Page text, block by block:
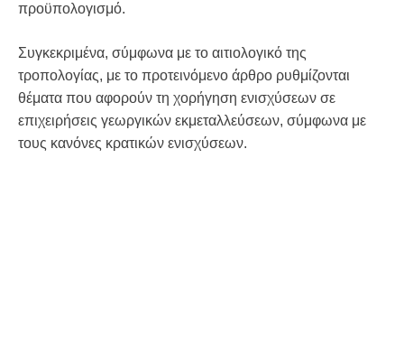
προϋπολογισμό.
Συγκεκριμένα, σύμφωνα με το αιτιολογικό της
τροπολογίας, με το προτεινόμενο άρθρο ρυθμίζονται
θέματα που αφορούν τη χορήγηση ενισχύσεων σε
επιχειρήσεις γεωργικών εκμεταλλεύσεων, σύμφωνα με
τους κανόνες κρατικών ενισχύσεων.